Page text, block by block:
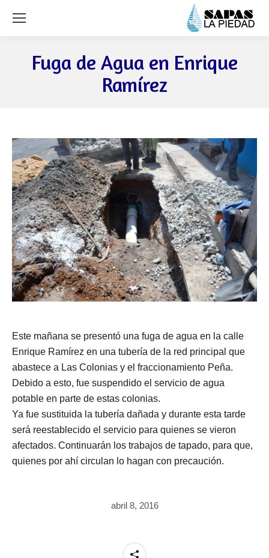
Fuga de Agua en Enrique
Ramírez
Este mañana se presentó una fuga de agua en la calle
Enrique Ramírez en una tubería de la red principal que
abastece a Las Colonias y el fraccionamiento Peña.
Debido a esto, fue suspendido el servicio de agua
potable en parte de estas colonias.
Ya fue sustituida la tubería dañada y durante esta tarde
será reestablecido el servicio para quienes se vieron
afectados. Continuarán los trabajos de tapado, para que,
quienes por ahí circulan lo hagan con precaución.
abril 8, 2016